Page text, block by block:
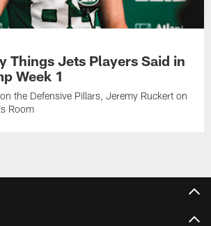
Things Jets Players Said in
Week 1
the Defensive Pillars, Jeremy Ruckert on
Room